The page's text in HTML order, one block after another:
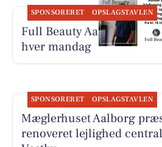
SPONSORERET OPSLAGSTAVLEN
Full Beauty Aalborg
hver mandag
SPONSORERET OPSLAGSTAVLEN
Mæglerhuset Aalborg
renoveret lejlighed